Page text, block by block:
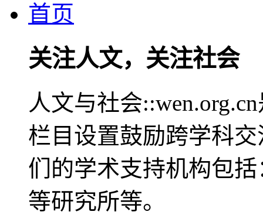
首页
关注人文，关注社会
人文与社会
栏目设置鼓励跨学科
们的学术支持机构包
等研究所等。